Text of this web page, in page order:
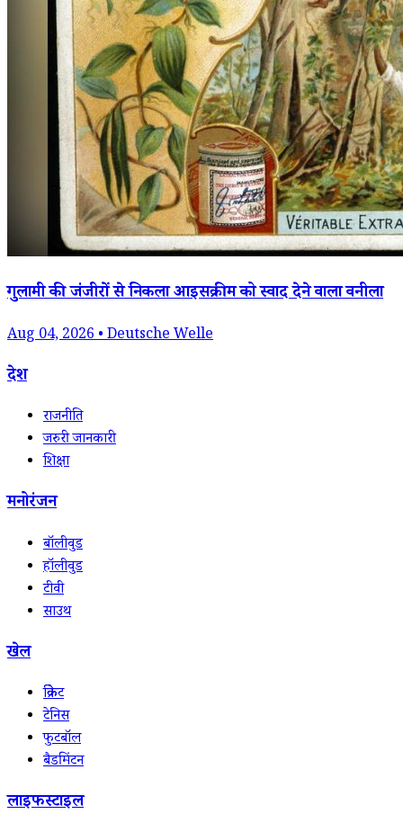
गुलामी की जंजीरों से निकला आइसक्रीम को स्वाद देने वाला वनीला
Aug 04, 2026 • Deutsche Welle
देश
राजनीति
जरुरी जानकारी
शिक्षा
मनोरंजन
बॉलीवुड
हॉलीवुड
टीवी
साउथ
खेल
क्रिकेट
टेनिस
फुटबॉल
बैडमिंटन
लाइफस्टाइल